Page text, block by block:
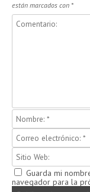
están marcados con *
Guarda mi
navegador para la